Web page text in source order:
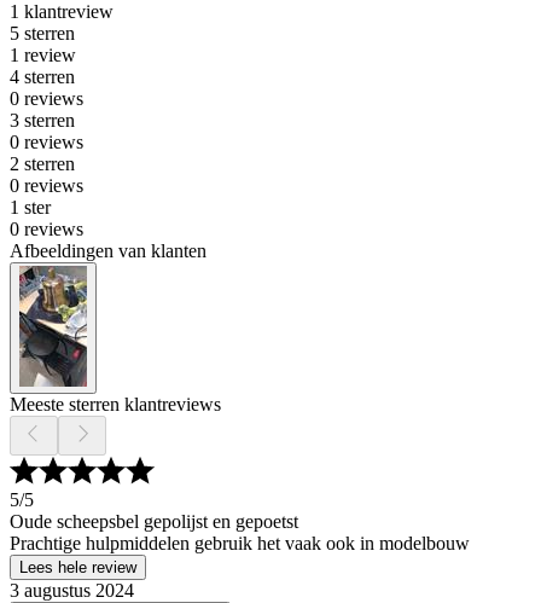
1 klantreview
5 sterren
1 review
4 sterren
0 reviews
3 sterren
0 reviews
2 sterren
0 reviews
1 ster
0 reviews
Afbeeldingen van klanten
Meeste sterren klantreviews
5/5
Oude scheepsbel gepolijst en gepoetst
Prachtige hulpmiddelen gebruik het vaak ook in modelbouw
Lees hele review
3 augustus 2024